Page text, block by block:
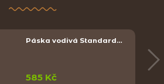
Páska vodivá Standard…
585 Kč